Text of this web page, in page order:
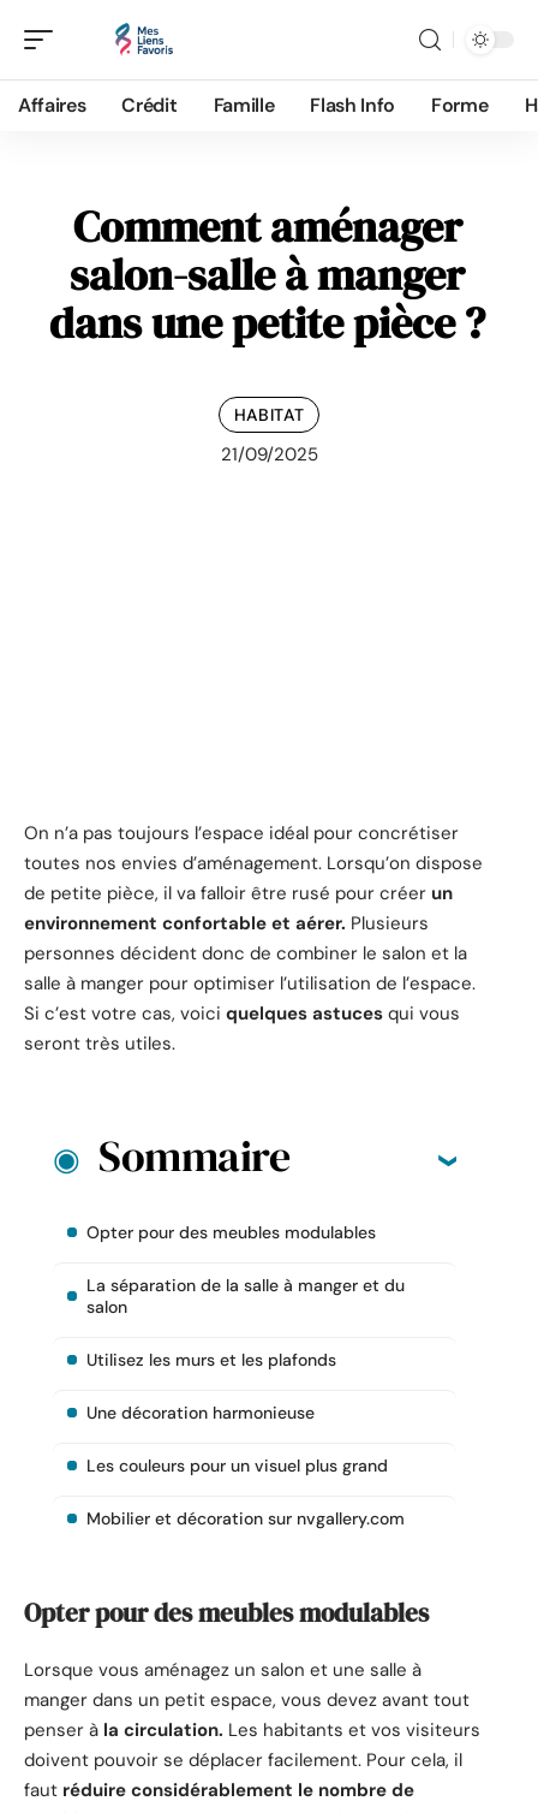
Affaires Crédit Famille Flash Info Forme
Comment aménager
salon-salle à manger
dans une petite pièce ?
HABITAT
21/09/2025
On n’a pas toujours l’espace idéal pour concrétiser
toutes nos envies d’aménagement. Lorsqu’on dispose
de petite pièce, il va falloir être rusé pour créer un
environnement confortable et aérer. Plusieurs
personnes décident donc de combiner le salon et la
salle à manger pour optimiser l’utilisation de l’espace.
Si c’est votre cas, voici quelques astuces qui vous
seront très utiles.
Sommaire
Opter pour des meubles modulables
La séparation de la salle à manger et du
salon
Utilisez les murs et les plafonds
Une décoration harmonieuse
Les couleurs pour un visuel plus grand
Mobilier et décoration sur nvgallery.com
Opter pour des meubles modulables
Lorsque vous aménagez un salon et une salle à
manger dans un petit espace, vous devez avant tout
penser à la circulation. Les habitants et vos visiteurs
doivent pouvoir se déplacer facilement. Pour cela, il
faut réduire considérablement le nombre de